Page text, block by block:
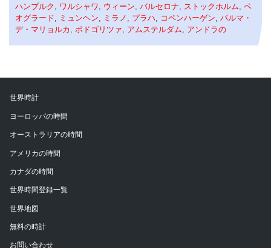
ハンブルク
ワルシャワ ウィーン バルセロナ ストックホルム ベ
オグラード
ミュンヘン ミラノ プラハ コペンハーゲン パルマ・
デ・マリョルカ
ポドゴリツァ アムステルダム アンドラの
世界時計
ヨーロッパの時間
オーストラリアの時間
アメリカの時間
カナダの時間
世界時間登録一覧
世界地図
無料の時計
お問い合わせ